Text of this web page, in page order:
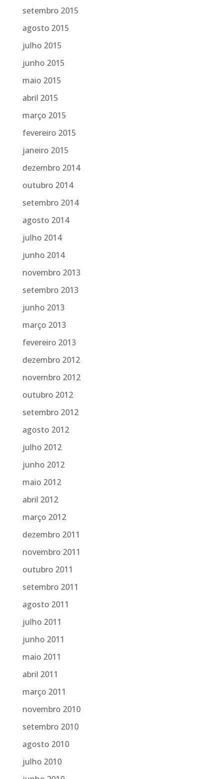
setembro 2015
agosto 2015
julho 2015
junho 2015
maio 2015
abril 2015
março 2015
fevereiro 2015
janeiro 2015
dezembro 2014
outubro 2014
setembro 2014
agosto 2014
julho 2014
junho 2014
novembro 2013
setembro 2013
junho 2013
março 2013
fevereiro 2013
dezembro 2012
novembro 2012
outubro 2012
setembro 2012
agosto 2012
julho 2012
junho 2012
maio 2012
abril 2012
março 2012
dezembro 2011
novembro 2011
outubro 2011
setembro 2011
agosto 2011
julho 2011
junho 2011
maio 2011
abril 2011
março 2011
novembro 2010
setembro 2010
agosto 2010
julho 2010